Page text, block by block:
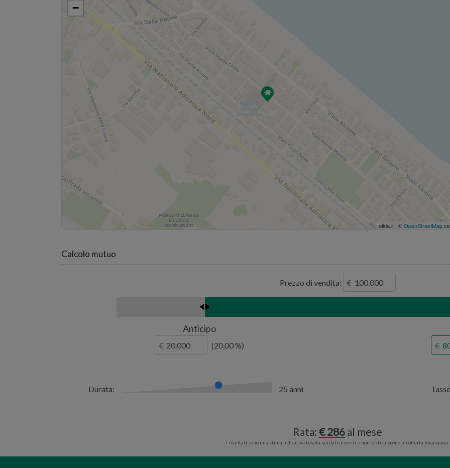
−
oikia.it | ©OpenStreetMap
Calcolo mutuo
Prezzo di vendita:
Anticipo
20,00
Durata: 25 anni
Rata: 286 al mese
I risultati sono una stima indicativa basata sui dati inseriti e non costituiscono un’offerta finanziaria.